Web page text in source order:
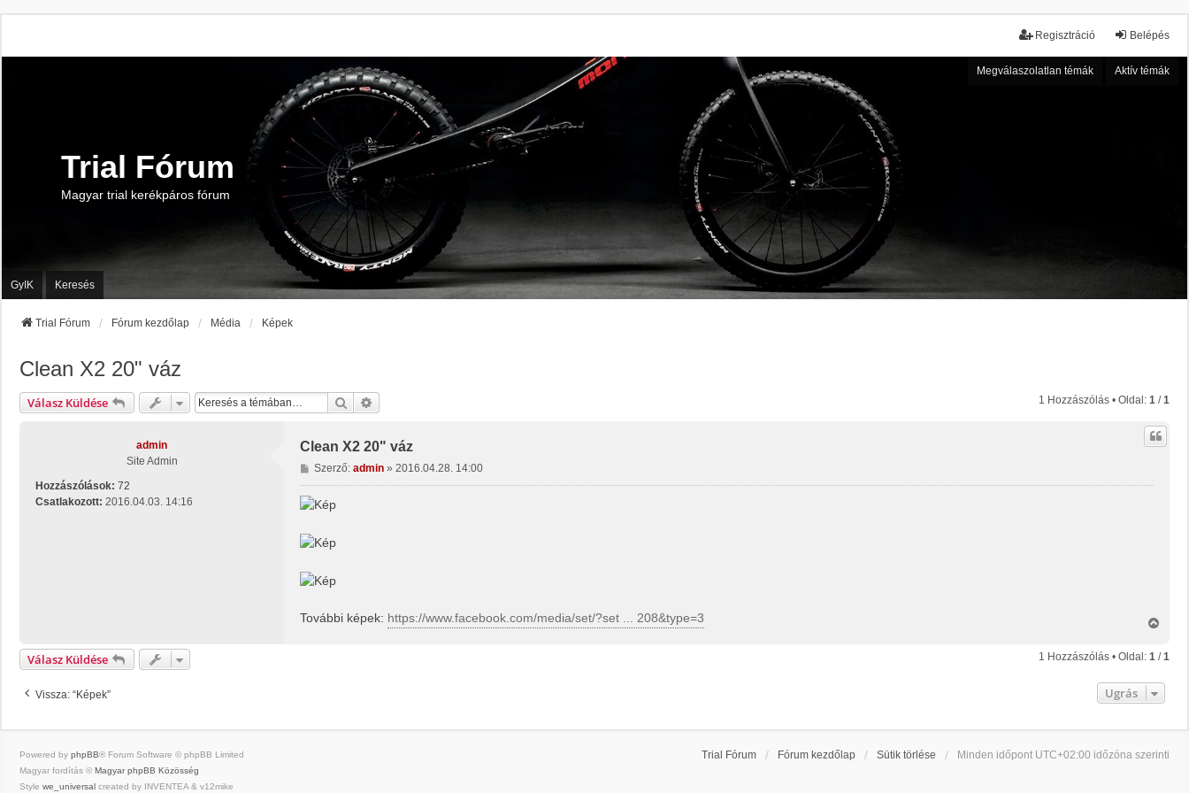
Belépés
Regisztráció
Megválaszolatlan témák Aktív témák
Trial Fórum
Magyar trial kerékpáros fórum
GyIK Keresés
Trial Fórum Fórum kezdőlap Média Képek
Clean X2 20" váz
Válasz Küldése Keresés 1 Hozzászólás • Oldal: 1 /1
admin
Site Admin
Hozzászólások: 72
Csatlakozott: 2016.04.03. 14:16
Clean X2 20" váz
H
o
z
á
s
ó
Szerző: admin» 2016.04.28. 14:00
További képek: https://www.facebook.com/media/set/?set ... 208&type=3
s
s
z
a
t
Válasz Küldése 1 Hozzászólás • Oldal: 1 /1
Vissza: “Képek” Ugrás
Trial Fórum Fórum kezdőlap Sütik törlése Minden időpont UTC+02:00 időzóna szerinti
Powered by phpBB® Forum Software © phpBB Limited
Magyar fordítás © Magyar phpBB Közösség
Style we_universal created by INVENTEA & v12mike